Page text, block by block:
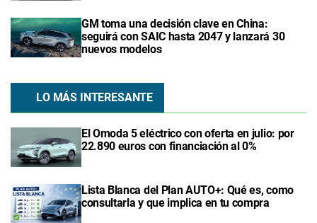
GM toma una decisión clave en China:
seguirá con SAIC hasta 2047 y lanzará 30
nuevos modelos
LO MÁS INTERESANTE
El Omoda 5 eléctrico con oferta en julio: por
22.890 euros con financiación al 0%
Lista Blanca del Plan AUTO+: Qué es, como
consultarla y que implica en tu compra